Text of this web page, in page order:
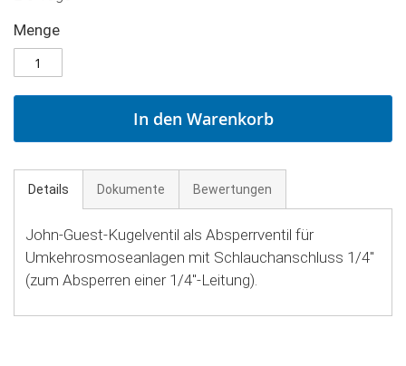
Menge
In den Warenkorb
Details Dokumente Bewertungen
John-Guest-Kugelventil als Absperrventil für
Umkehrosmoseanlagen mit Schlauchanschluss 1/4''
(zum Absperren einer 1/4"-Leitung).